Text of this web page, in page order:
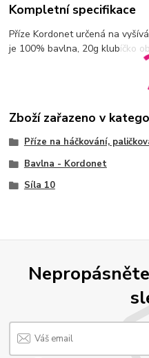
Kompletní specifikace
Příze Kordonet určená na
je 100% bavlna, 20g klubíčko
Zboží zařazeno v
Příze na háčkování,
Bavlna - Kordonet
Síla 10